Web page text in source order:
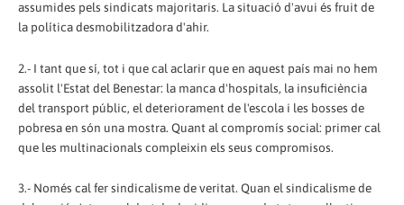
assumides pels sindicats majoritaris. La situació d'avui és fruit de
la política desmobilitzadora d'ahir.
2.- I tant que sí, tot i que cal aclarir que en aquest país mai no hem
assolit l'Estat del Benestar: la manca d'hospitals, la insuficiència
del transport públic, el deteriorament de l'escola i les bosses de
pobresa en són una mostra. Quant al compromís social: primer cal
que les multinacionals compleixin els seus compromisos.
3.- Només cal fer sindicalisme de veritat. Quan el sindicalisme de